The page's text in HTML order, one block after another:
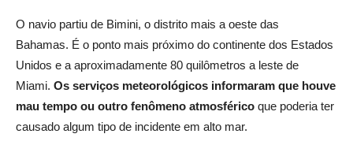
O navio partiu de Bimini, o distrito mais a oeste das
Bahamas. É o ponto mais próximo do continente dos Estados
Unidos e a aproximadamente 80 quilômetros a leste de
Miami. Os serviços meteorológicos informaram que houve
mau tempo ou outro fenômeno atmosférico que poderia ter
causado algum tipo de incidente em alto mar.